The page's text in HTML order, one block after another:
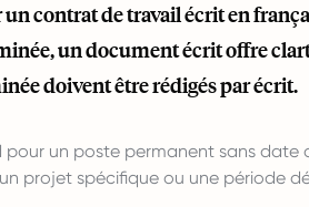
contrat de travail écrit en
un document écrit offre
doivent être rédigés par écrit.
un poste permanent sans date
projet spécifique ou une période